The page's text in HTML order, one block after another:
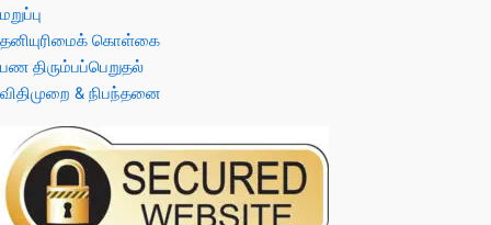
மறுப்பு
தனியுரிமைக் கொள்கை
பண திரும்பப்பெறுதல்
விதிமுறை & நிபந்தனை